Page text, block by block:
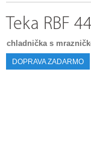
Teka RBF
chladnička s
DOPRAVA ZADARMO